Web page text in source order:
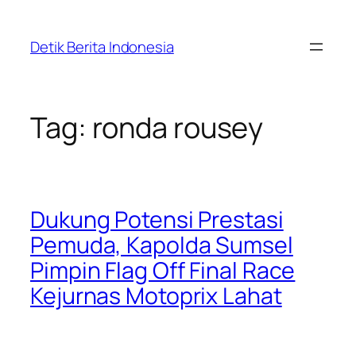
content
Detik Berita Indonesia
Tag: ronda rousey
Dukung Potensi Prestasi
Pemuda, Kapolda Sumsel
Pimpin Flag Off Final Race
Kejurnas Motoprix Lahat